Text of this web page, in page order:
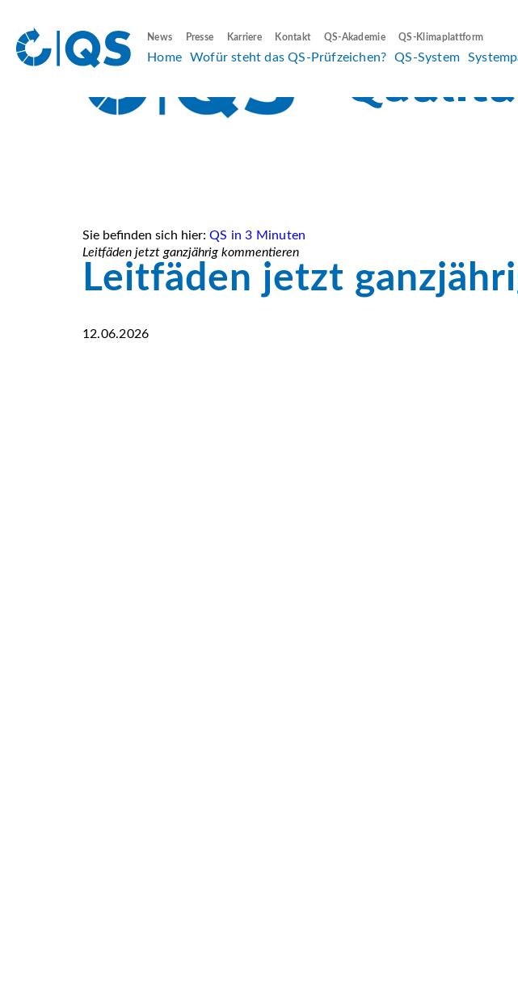
News Presse Karriere Kontakt QS-Akademie QS-Klimaplattform
Home Wofür steht das QS-Prüfzeichen? QS-System
Sie befinden sich hier: QS in 3 Minuten
Leitfäden jetzt ganzjährig kommentieren
Leitfäden jetzt
12.06.2026